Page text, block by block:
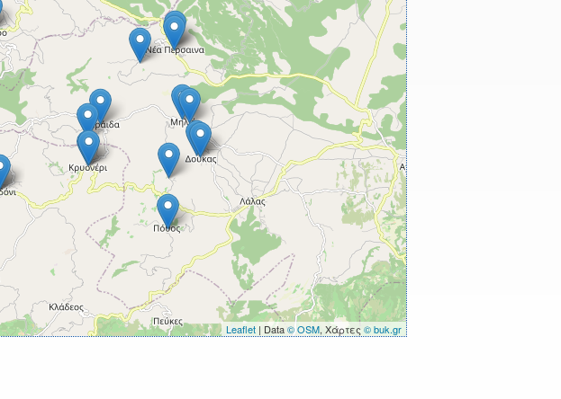
Leaflet| Data© OSM, Χάρτες© buk.gr